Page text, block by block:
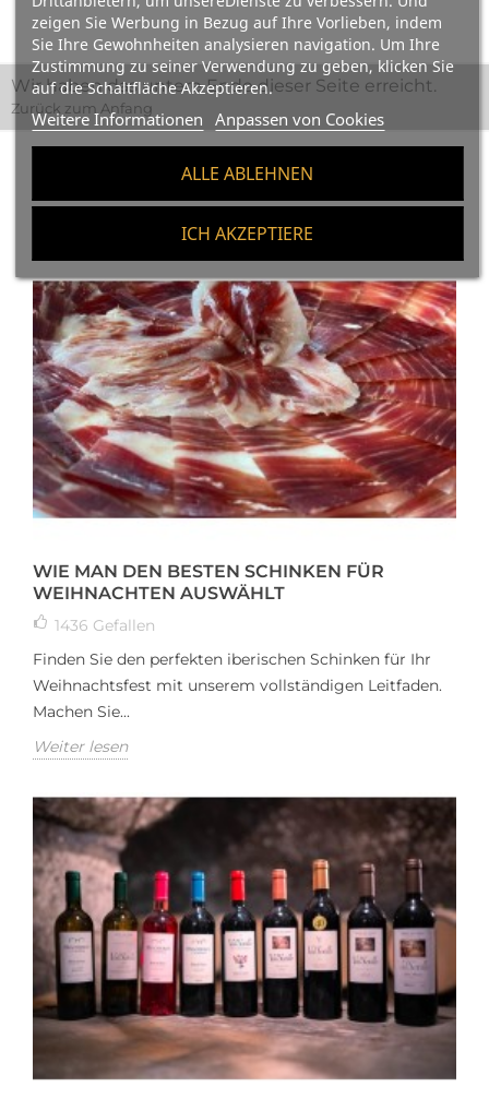
zeigen Sie Werbung in Bezug auf Ihre Vorlieben, indem
Sie Ihre Gewohnheiten analysieren navigation. Um Ihre
Zustimmung zu seiner Verwendung zu geben, klicken Sie
auf die Schaltfläche Akzeptieren.
Weitere Informationen Anpassen von Cookies
ALLE ABLEHNEN
ICH AKZEPTIERE
Wir haben das untere Ende dieser Seite erreicht.
Zurück zum Anfang
WIE MAN DEN BESTEN SCHINKEN FÜR
WEIHNACHTEN AUSWÄHLT
1436 Gefallen
Finden Sie den perfekten iberischen Schinken für Ihr
Weihnachtsfest mit unserem vollständigen Leitfaden.
Machen Sie...
Weiter lesen